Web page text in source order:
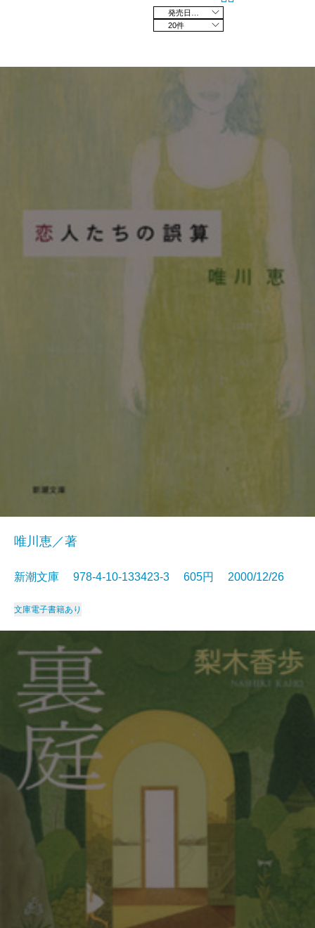
20件
唯川恵／著
新潮文庫 978-4-10-133423-3 605円 2000/12/26
文庫電子書籍あり